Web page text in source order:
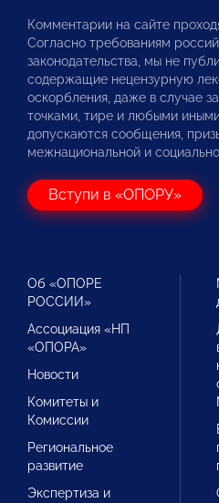
Комментарии на сайте
Согласно требованиям
законодательства, мы не
содержащие нецензурную
оскорбления, даже в случае
точками, тире и любыми
допускаются сообщения,
межнациональной и
Вступи в «ОПОРУ»
Об «ОПОРЕ
РОССИИ»
Ассоциация «НП
«ОПОРА»
Новости
Комитеты и
Комиссии
Региональное
развитие
Экспертиза и